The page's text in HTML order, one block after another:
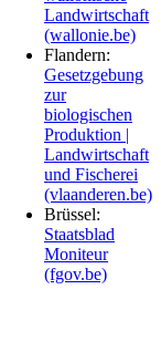
Landwirtschaft
(wallonie.be)
Flandern:
Gesetzgebung
zur
biologischen
Produktion |
Landwirtschaft
und Fischerei
(vlaanderen.be)
Brüssel:
Staatsblad
Moniteur
(fgov.be)